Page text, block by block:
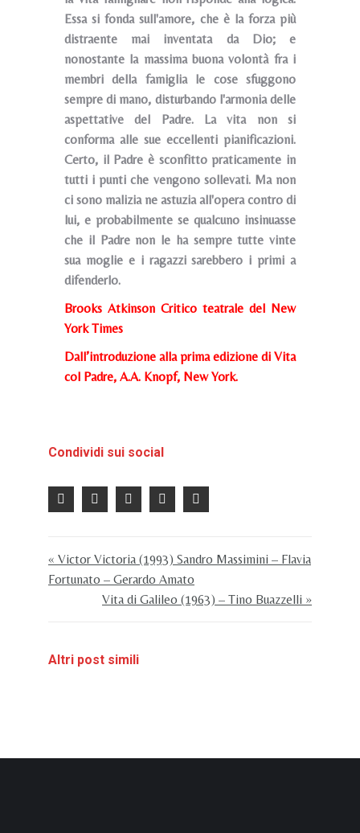
Essa si fonda sull'amore, che è la forza più
distraente mai inventata da Dio; e
nonostante la massima buona volontà fra i
membri della famiglia le cose sfuggono
sempre di mano, disturbando l'armonia delle
aspettative del Padre. La vita non si
conforma alle sue eccellenti pianificazioni.
Certo, il Padre è sconfitto praticamente in
tutti i punti che vengono sollevati. Ma non
ci sono malizia ne astuzia all'opera contro di
lui, e probabilmente se qualcuno insinuasse
che il Padre non le ha sempre tutte vinte
sua moglie e i ragazzi sarebbero i primi a
difenderlo.
Brooks Atkinson Critico teatrale del New
York Times
Dall’introduzione alla prima edizione di Vita
col Padre, A.A. Knopf, New York.
Condividi sui social
« Victor Victoria (1993) Sandro Massimini – Flavia
Fortunato – Gerardo Amato
Vita di Galileo (1963) – Tino Buazzelli »
Altri post simili